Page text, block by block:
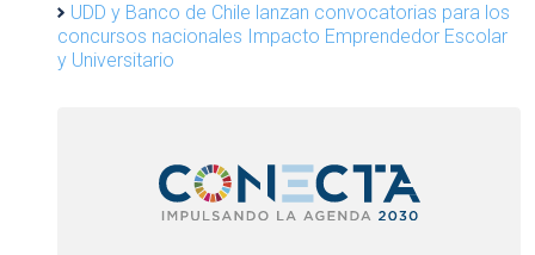
UDD y Banco de Chile lanzan convocatorias para los
concursos nacionales Impacto Emprendedor Escolar
y Universitario